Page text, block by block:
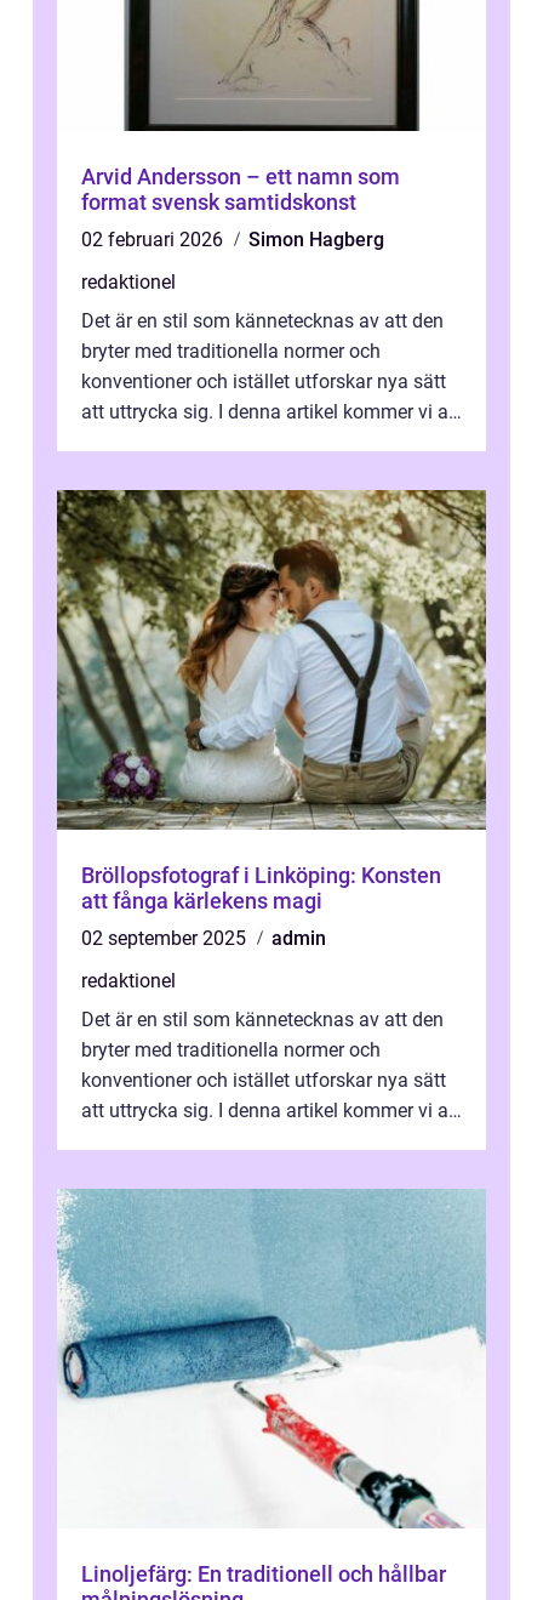
Arvid Andersson – ett namn som
format svensk samtidskonst
02 februari 2026
Simon Hagberg
redaktionel
Det är en stil som kännetecknas av att den
bryter med traditionella normer och
konventioner och istället utforskar nya sätt
att uttrycka sig. I denna artikel kommer vi att
Bröllopsfotograf i Linköping: Konsten
att fånga kärlekens magi
02 september 2025
admin
redaktionel
Det är en stil som kännetecknas av att den
bryter med traditionella normer och
konventioner och istället utforskar nya sätt
att uttrycka sig. I denna artikel kommer vi att
Linoljefärg: En traditionell och hållbar